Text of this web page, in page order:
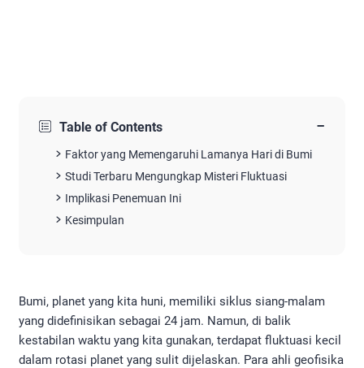
Table of Contents −
Faktor yang Memengaruhi Lamanya Hari di Bumi
Studi Terbaru Mengungkap Misteri Fluktuasi
Implikasi Penemuan Ini
Kesimpulan
Bumi, planet yang kita huni, memiliki siklus siang-malam
yang didefinisikan sebagai 24 jam. Namun, di balik
kestabilan waktu yang kita gunakan, terdapat fluktuasi kecil
dalam rotasi planet yang sulit dijelaskan. Para ahli geofisika